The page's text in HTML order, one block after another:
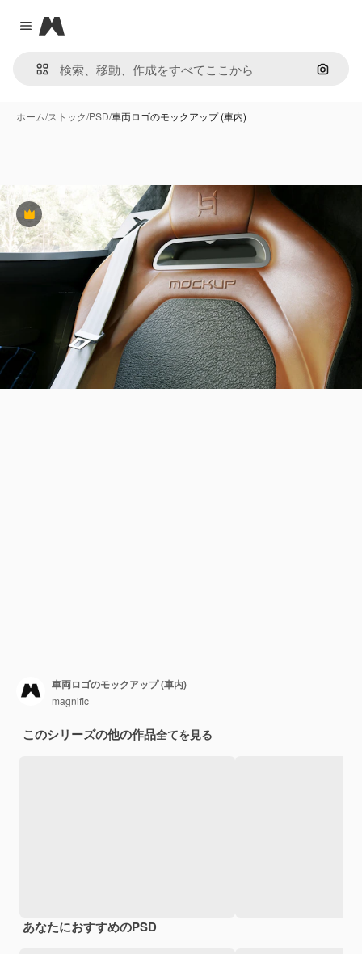
Close menu
Magnific
画像で
ホーム/ストック/PSD/車両ロゴのモックアップ (車内)
Premium
車両ロゴのモックアップ (車内)
magnific
このシリーズの他の作品全てを見る
あなたにおすすめのPSD